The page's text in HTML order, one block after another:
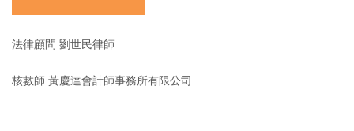
法律顧問 劉世民律師
核數師 黃慶達會計師事務所有限公司